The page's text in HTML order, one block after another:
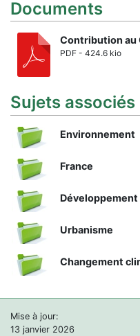
Documents
Contribution au
PDF - 424.6 kio
Sujets associés
Environnement
France
Développement
Urbanisme
Changement
Mise à jour:
13 janvier 2026